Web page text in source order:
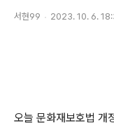
서현99 2023. 10. 6.
오늘 문화재보호법 개